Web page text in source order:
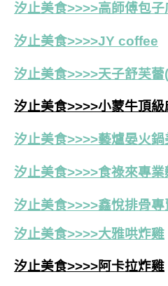
汐止美食>>>>高師傅包子
汐止美食>>>>JY coffee
汐止美食>>>>天子舒芙
汐止美食>>>>小蒙牛頂
汐止美食>>>>藝爐晏火鍋
汐止美食>>>>食祿來專業
汐止美食>>>>鑫悅排骨專
汐止美食>>>>大雅哄炸雞
汐止美食>>>>阿卡拉炸雞